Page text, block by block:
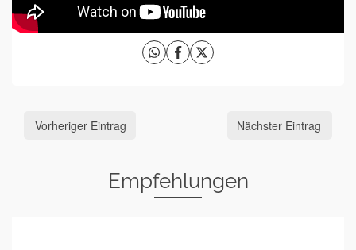
Vorheriger Eintrag Nächster Eintrag
Empfehlungen